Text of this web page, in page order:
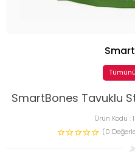
SmartBones Tavuklu
Ürün Kodu :
(0